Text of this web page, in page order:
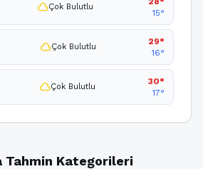
cloudÇok Bulutlu
15°
cloudÇok Bulutlu
29°
16°
cloudÇok Bulutlu
30°
17°
Tahmin Kategorileri